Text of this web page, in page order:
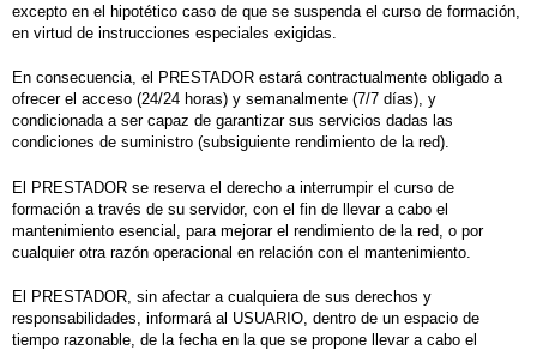
excepto en el hipotético caso de que se suspenda el curso de formación,
en virtud de instrucciones especiales exigidas.
En consecuencia, el PRESTADOR estará contractualmente obligado a
ofrecer el acceso (24/24 horas) y semanalmente (7/7 días), y
condicionada a ser capaz de garantizar sus servicios dadas las
condiciones de suministro (subsiguiente rendimiento de la red).
El PRESTADOR se reserva el derecho a interrumpir el curso de
formación a través de su servidor, con el fin de llevar a cabo el
mantenimiento esencial, para mejorar el rendimiento de la red, o por
cualquier otra razón operacional en relación con el mantenimiento.
El PRESTADOR, sin afectar a cualquiera de sus derechos y
responsabilidades, informará al USUARIO, dentro de un espacio de
tiempo razonable, de la fecha en la que se propone llevar a cabo el